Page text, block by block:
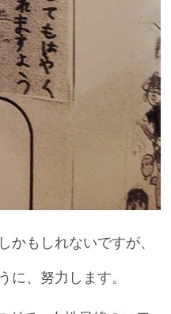
かもしれないですが、
に、努力します。